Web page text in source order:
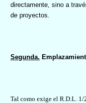
directamente, sino a
de proyectos.
Segunda.
Tal como exige el R.D.L. 1/